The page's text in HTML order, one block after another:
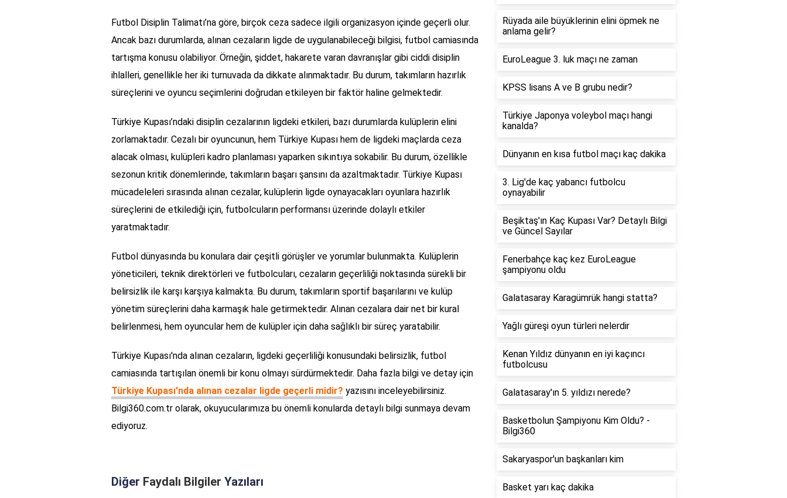
Futbol Disiplin Talimatı’na göre, birçok ceza sadece ilgili organizasyon içinde geçerli olur.
Ancak bazı durumlarda, alınan cezaların ligde de uygulanabileceği bilgisi, futbol camiasında
tartışma konusu olabiliyor. Örneğin, şiddet, hakarete varan davranışlar gibi ciddi disiplin
ihlalleri, genellikle her iki turnuvada da dikkate alınmaktadır. Bu durum, takımların hazırlık
süreçlerini ve oyuncu seçimlerini doğrudan etkileyen bir faktör haline gelmektedir.
Türkiye Kupası’ndaki disiplin cezalarının ligdeki etkileri, bazı durumlarda kulüplerin elini
zorlamaktadır. Cezalı bir oyuncunun, hem Türkiye Kupası hem de ligdeki maçlarda ceza
alacak olması, kulüpleri kadro planlaması yaparken sıkıntıya sokabilir. Bu durum, özellikle
sezonun kritik dönemlerinde, takımların başarı şansını da azaltmaktadır. Türkiye Kupası
mücadeleleri sırasında alınan cezalar, kulüplerin ligde oynayacakları oyunlara hazırlık
süreçlerini de etkilediği için, futbolcuların performansı üzerinde dolaylı etkiler
yaratmaktadır.
Futbol dünyasında bu konulara dair çeşitli görüşler ve yorumlar bulunmakta. Kulüplerin
yöneticileri, teknik direktörleri ve futbolcuları, cezaların geçerliliği noktasında sürekli bir
belirsizlik ile karşı karşıya kalmakta. Bu durum, takımların sportif başarılarını ve kulüp
yönetim süreçlerini daha karmaşık hale getirmektedir. Alınan cezalara dair net bir kural
belirlenmesi, hem oyuncular hem de kulüpler için daha sağlıklı bir süreç yaratabilir.
Türkiye Kupası'nda alınan cezaların, ligdeki geçerliliği konusundaki belirsizlik, futbol
camiasında tartışılan önemli bir konu olmayı sürdürmektedir. Daha fazla bilgi ve detay için
Türkiye Kupası'nda alınan cezalar ligde geçerli midir? yazısını inceleyebilirsiniz.
Bilgi360.com.tr olarak, okuyucularımıza bu önemli konularda detaylı bilgi sunmaya devam
ediyoruz.
Diğer Faydalı Bilgiler Yazıları
Rüyada aile büyüklerinin elini öpmek ne
anlama gelir?
EuroLeague 3. luk maçı ne zaman
KPSS lisans A ve B grubu nedir?
Türkiye Japonya voleybol maçı hangi
kanalda?
Dünyanın en kısa futbol maçı kaç dakika
3. Lig'de kaç yabancı futbolcu
oynayabilir
Beşiktaş'ın Kaç Kupası Var? Detaylı Bilgi
ve Güncel Sayılar
Fenerbahçe kaç kez EuroLeague
şampiyonu oldu
Galatasaray Karagümrük hangi statta?
Yağlı güreşi oyun türleri nelerdir
Kenan Yıldız dünyanın en iyi kaçıncı
futbolcusu
Galatasaray'ın 5. yıldızı nerede?
Basketbolun Şampiyonu Kim Oldu? -
Bilgi360
Sakaryaspor'un başkanları kim
Basket yarı kaç dakika